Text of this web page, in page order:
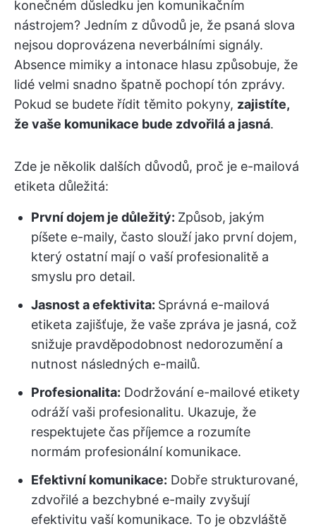
konečném důsledku jen komunikačním
nástrojem? Jedním z důvodů je, že psaná slova
nejsou doprovázena neverbálními signály.
Absence mimiky a intonace hlasu způsobuje, že
lidé velmi snadno špatně pochopí tón zprávy.
Pokud se budete řídit těmito pokyny, zajistíte,
že vaše komunikace bude zdvořilá a jasná.
Zde je několik dalších důvodů, proč je e-mailová
etiketa důležitá:
První dojem je důležitý: Způsob, jakým
píšete e-maily, často slouží jako první dojem,
který ostatní mají o vaší profesionalitě a
smyslu pro detail.
Jasnost a efektivita: Správná e-mailová
etiketa zajišťuje, že vaše zpráva je jasná, což
snižuje pravděpodobnost nedorozumění a
nutnost následných e-mailů.
Profesionalita: Dodržování e-mailové etikety
odráží vaši profesionalitu. Ukazuje, že
respektujete čas příjemce a rozumíte
normám profesionální komunikace.
Efektivní komunikace: Dobře strukturované,
zdvořilé a bezchybné e-maily zvyšují
efektivitu vaší komunikace. To je obzvláště